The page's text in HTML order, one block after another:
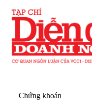
Chứng khoán